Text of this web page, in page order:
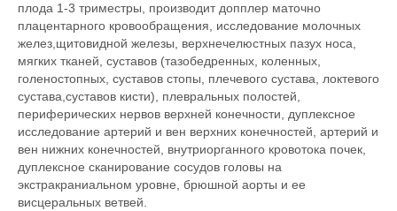
плода 1-3 триместры, производит допплер маточно
плацентарного кровообращения, исследование молочных
желез,щитовидной железы, верхнечелюстных пазух носа,
мягких тканей, суставов (тазобедренных, коленных,
голеностопных, суставов стопы, плечевого сустава, локтевого
сустава,суставов кисти), плевральных полостей,
периферических нервов верхней конечности, дуплексное
исследование артерий и вен верхних конечностей, артерий и
вен нижних конечностей, внутриорганного кровотока почек,
дуплексное сканирование сосудов головы на
экстракраниальном уровне, брюшной аорты и ее
висцеральных ветвей.